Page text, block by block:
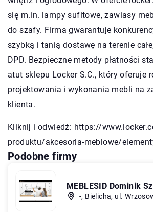
się m.in. lampy sufitowe, zawiasy
do szafy. Firma gwarantuje
szybką i tanią dostawę na terenie
DPD. Bezpieczne metody płatności
atut sklepu Locker S.C., który oferuje
projektowania i wykonania mebli na
klienta.
Kliknij i odwiedź: https://
produktu/akcesoria-meblowe/
Podobne firmy
MEBLESID Dominik
-, Bielicha, ul.